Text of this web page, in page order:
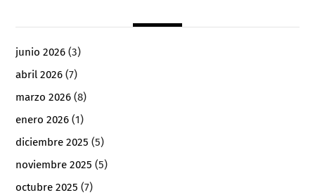
junio 2026 (3)
abril 2026 (7)
marzo 2026 (8)
enero 2026 (1)
diciembre 2025 (5)
noviembre 2025 (5)
octubre 2025 (7)